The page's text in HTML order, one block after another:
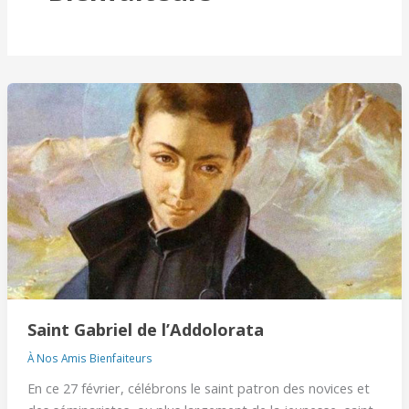
Saint Gabriel de l’Addolorata
À Nos Amis Bienfaiteurs
En ce 27 février, célébrons le saint patron des novices et
Saint
Gabriel
de
l’Addolorata